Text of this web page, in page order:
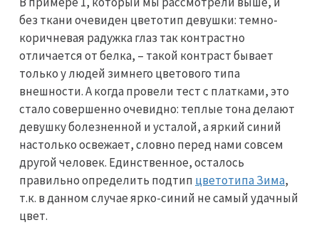
без ткани очевиден цветотип девушки: темно-
коричневая радужка глаз так контрастно
отличается от белка, – такой контраст бывает
только у людей зимнего цветового типа
внешности. А когда провели тест с платками, это
стало совершенно очевидно: теплые тона делают
девушку болезненной и усталой, а яркий синий
настолько освежает, словно перед нами совсем
другой человек. Единственное, осталось
правильно определить подтип цветотипа Зима,
т.к. в данном случае ярко-синий не самый удачный
цвет.